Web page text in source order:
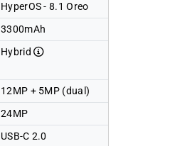
HyperOS - 8.1 Oreo
3300mAh
Hybrid
12MP + 5MP (dual)
24MP
USB-C 2.0